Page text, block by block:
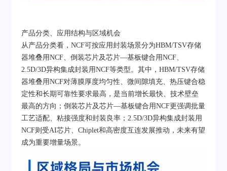
产品分类、应用结构与区域机会
从产品分类看，NCF可按应用封装场景分为HBM/TSV存储
器堆叠用NCF、倒装芯片及芯片—基板键合用NCF、
2.5D/3D异构集成封装用NCF等类型。其中，HBM/TSV存储
器堆叠用NCF对薄膜厚度均匀性、微间隙填充、热压键合稳
定性和长期可靠性要求最高，是当前增长最快、技术壁垒
最高的方向；倒装芯片及芯片—基板键合用NCF更强调批量
工艺适配、粘接强度和封装良率；2.5D/3D异构集成封装用
NCF则受AI芯片、Chiplet和高密度互连发展推动，未来有望
成为重要增量场景。